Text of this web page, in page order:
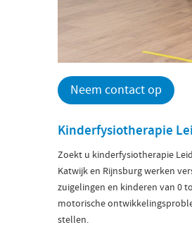
Neem contact op
Kinderfysiotherapie
Zoekt u kinderfysiotherapie
Katwijk en Rijnsburg werken
zuigelingen en kinderen van 0
motorische
stellen.